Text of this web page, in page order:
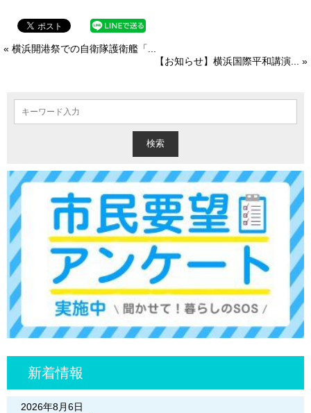
« 横浜開港祭での自衛隊護衛艦「...
【お知らせ】横浜国際平和講演... »
新着情報
2026年8月6日